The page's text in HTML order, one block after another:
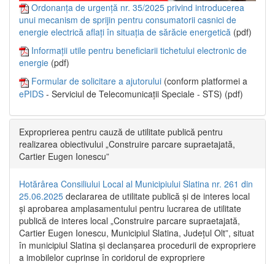
Ordonanța de urgență nr. 35/2025 privind introducerea
unui mecanism de sprijin pentru consumatorii casnici de
energie electrică aflați în situația de sărăcie energetică (pdf)
Informații utile pentru beneficiarii tichetului electronic de
energie (pdf)
Formular de solicitare a ajutorului (conform platformei a
ePIDS - Serviciul de Telecomunicații Speciale - STS) (pdf)
Exproprierea pentru cauză de utilitate publică pentru
realizarea obiectivului „Construire parcare supraetajată,
Cartier Eugen Ionescu”
Hotărârea Consiliului Local al Municipiului Slatina nr. 261 din
25.06.2025 declararea de utilitate publică și de interes local
și aprobarea amplasamentului pentru lucrarea de utilitate
publică de interes local „Construire parcare supraetajată,
Cartier Eugen Ionescu, Municipiul Slatina, Județul Olt”, situat
în municipiul Slatina și declanșarea procedurii de expropriere
a imobilelor cuprinse în coridorul de expropriere